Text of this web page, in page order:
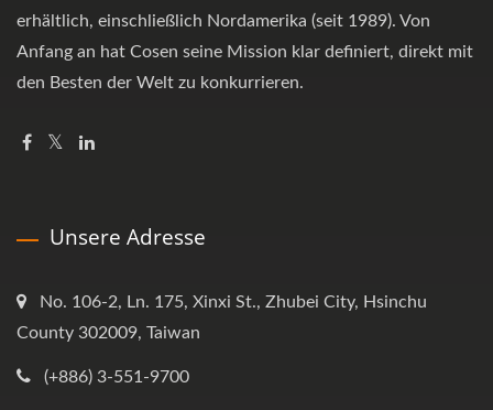
erhältlich, einschließlich Nordamerika (seit 1989). Von
Anfang an hat Cosen seine Mission klar definiert, direkt mit
den Besten der Welt zu konkurrieren.
Unsere Adresse
No. 106-2, Ln. 175, Xinxi St., Zhubei City, Hsinchu
County 302009, Taiwan
(+886) 3-551-9700